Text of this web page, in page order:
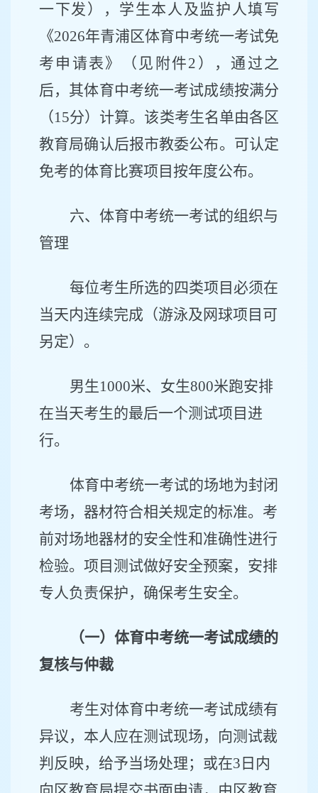
一下发），学生本人及监护人填写
《2026年青浦区体育中考统一考试免
考申请表》（见附件2 ），通过之
后，其体育中考统一考试成绩按满分
（15分）计算。该类考生名单由各区
教育局确认后报市教委公布。可认定
免考的体育比赛项目按年度公布。
六、体育中考统一考试的组织与
管理
每位考生所选的四类项目必须在
当天内连续完成（游泳及网球项目可
另定）。
男生1000米、女生800米跑安排
在当天考生的最后一个测试项目进
行。
体育中考统一考试的场地为封闭
考场，器材符合相关规定的标准。考
前对场地器材的安全性和准确性进行
检验。项目测试做好安全预案，安排
专人负责保护，确保考生安全。
（一）体育中考统一考试成绩的
复核与仲裁
考生对体育中考统一考试成绩有
异议，本人应在测试现场，向测试裁
判反映，给予当场处理；或在3 日内